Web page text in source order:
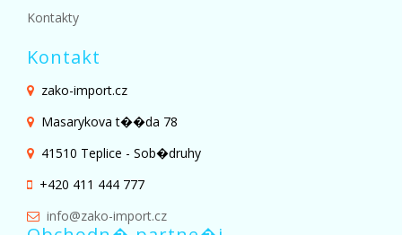
Kontakty
Kontakt
zako-import.cz
Masarykova t��da 78
41510 Teplice - Sob�druhy
+420 411 444 777
info@zako-import.cz